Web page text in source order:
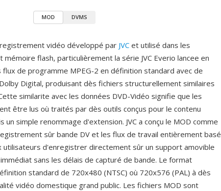
MOD DVMS
vidéo développé par JVC et utilisé dans les
flash, particulièrement la série JVC Everio lancee en
de programme MPEG-2 en définition standard avec de
Digital, produisant dès fichiers structurellement similaires
similarite avec les données DVD-Vidéo signifie que les
être lus où traités par dès outils conçus pour le contenu
un simple renommage d'extension. JVC a conçu le MOD comme
sûr bande DV et les flux de travail entièrement basé
d'enregistrer directement sûr un support amovible
sans les délais de capturé de bande. Le format
standard de 720x480 (NTSC) où 720x576 (PAL) à dès
vidéo domestique grand public. Les fichiers MOD sont